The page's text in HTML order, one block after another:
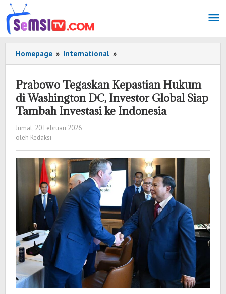
Lewati
ke
konten
Homepage » International »
Tegaskan
Hukum
di
Washington
Siap
Tambah
Investasi
ke
Indonesia
Prabowo Tegaskan Kepastian Hukum
di Washington DC, Investor Global Siap
Tambah Investasi ke Indonesia
Jumat, 20 Februari 2026
oleh Redaksi